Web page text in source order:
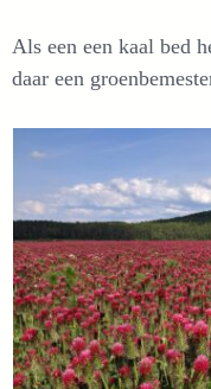
Als een een kaal bed
daar een